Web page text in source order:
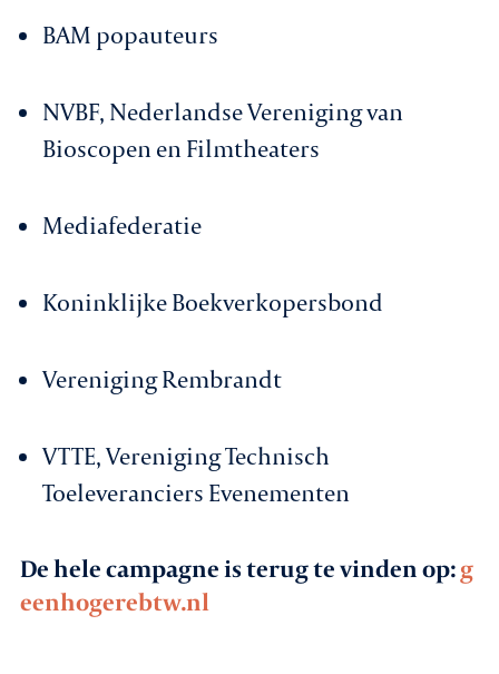
BAM popauteurs
NVBF, Nederlandse Vereniging van
Bioscopen en Filmtheaters
Mediafederatie
Koninklijke Boekverkopersbond
Vereniging Rembrandt
VTTE, Vereniging Technisch
Toeleveranciers Evenementen
De hele campagne is terug te vinden op:g
eenhogerebtw.nl